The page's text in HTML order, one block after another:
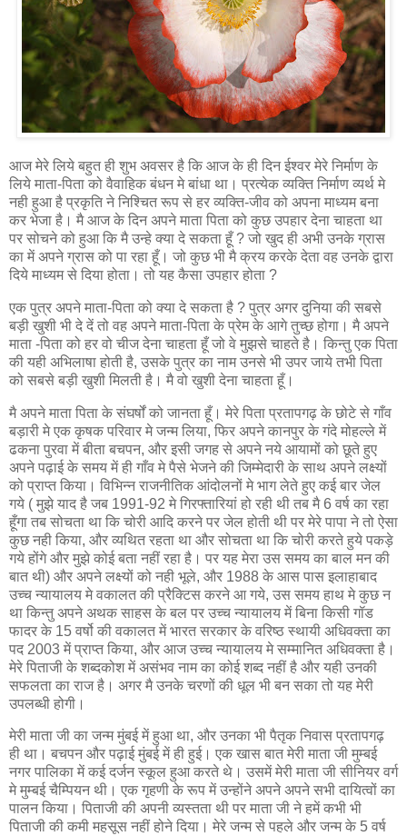
आज मेरे लिये बहुत ही शुभ अवसर है कि आज के ही दिन ईश्‍वर मेरे निर्माण के
लिये माता-पिता को वैवाहिक बंधन मे बांधा था। प्रत्‍येक व्‍यक्ति निर्माण व्यर्थ मे
नही हुआ है प्रकृति ने निश्चित रूप से हर व्यक्ति-जीव को अपना माध्‍यम बना
कर भेजा है। मै आज के दिन अपने माता पिता को कुछ उपहार देना चाहता था
पर सोचने को हुआ कि मै उन्‍हे क्‍या दे सकता हूँ ? जो खुद ही अभी उनके ग्रास
का में अपने ग्रास को पा रहा हूँ। जो कुछ भी मै क्रय करके देता वह उनके द्वारा
दिये माध्यम से दिया होता। तो यह कैसा उपहार होता ?
एक पुत्र अपने माता-पिता को क्या दे सकता है ? पुत्र अगर दुनिया की सबसे
बड़ी खुशी भी दे दें तो वह अपने माता-पिता के प्रेम के आगे तुच्‍छ होगा। मै अपने
माता -पिता को हर वो चीज देना चाहता हूँ जो वे मुझसे चाहते है। किन्तु एक पिता
की यही अभिलाषा होती है, उसके पुत्र का नाम उनसे भी उपर जाये तभी पिता
को सबसे बड़ी खुशी मिलती है। मै वो खुशी देना चाहता हूँ।
मै अपने माता पिता के संघर्षों को जानता हूँ। मेरे पिता प्रतापगढ़ के छोटे से गाँव
बड़ारी मे एक कृषक परिवार मे जन्म लिया, फिर अपने कानपुर के गंदे मोहल्ले में
ढकना पुरवा में बीता बचपन, और इसी जगह से अपने नये आयामों को छूते हुए
अपने पढ़ाई के समय में ही गाँव मे पैसे भेजने की जिम्मेदारी के साथ अपने लक्ष्यों
को प्राप्‍त किया। विभिन्न राजनीतिक आंदोलनों मे भाग लेते हुए कई बार जेल
गये ( मुझे याद है जब 1991-92 मे गिरफ्तारियां हो रही थी तब मै 6 वर्ष का रहा
हूँगा तब सोचता था कि चोरी आदि करने पर जेल होती थी पर मेरे पापा ने तो ऐसा
कुछ नही किया, और व्यथित रहता था और सोचता था कि चोरी करते हुये पकड़े
गये होंगे और मुझे कोई बता नहीं रहा है। पर यह मेरा उस समय का बाल मन की
बात थी) और अपने लक्ष्‍यों को नही भूले, और 1988 के आस पास इलाहाबाद
उच्‍च न्‍यायालय मे वकालत की प्रैक्टिस करने आ गये, उस समय हाथ मे कुछ न
था किन्तु अपने अथक साहस के बल पर उच्‍च न्‍यायालय में बिना किसी गॉड
फादर के 15 वर्षो की वकालत में भारत सरकार के वरिष्ठ स्थायी अधिवक्‍ता का
पद 2003 में प्राप्त किया, और आज उच्‍च न्‍यायालय मे सम्मानित अधिवक्ता है।
मेरे पिताजी के शब्दकोश में असंभव नाम का कोई शब्द नहीं है और यही उनकी
सफलता का राज है। अगर मै उनके चरणों की धूल भी बन सका तो यह मेरी
उपलब्‍धी होगी।
मेरी माता जी का जन्म मुंबई में हुआ था, और उनका भी पैतृक निवास प्रतापगढ़
ही था। बचपन और पढ़ाई मुंबई में ही हुई। एक खास बात मेरी माता जी मुम्बई
नगर पालिका में कई दर्जन स्‍कूल हुआ करते थे। उसमें मेरी माता जी सीनियर वर्ग
मे मुम्बई चैम्पियन थी। एक गृहणी के रूप में उन्होंने अपने अपने सभी दायित्वों का
पालन किया। पिताजी की अपनी व्यस्तता थी पर माता जी ने हमें कभी भी
पिताजी की कमी महसूस नहीं होने दिया। मेरे जन्म से पहले और जन्‍म के 5 वर्ष